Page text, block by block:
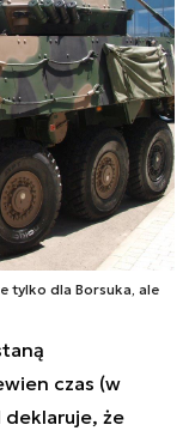
tylko dla Borsuka, ale
czas (w
deklaruje, że